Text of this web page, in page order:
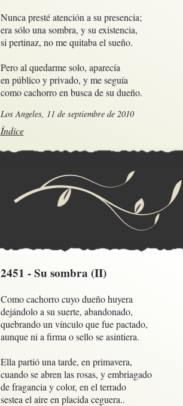
Nunca presté atención a su presencia;
era sólo una sombra, y su existencia,
si pertinaz, no me quitaba el sueño.
Pero al quedarme solo, aparecía
en público y privado, y me seguía
como cachorro en busca de su dueño.
Los Angeles, 11 de septiembre de 2010
Índice
2451 - Su sombra (II)
Como cachorro cuyo dueño huyera
dejándolo a su suerte, abandonado,
quebrando un vínculo que fue pactado,
aunque ni a firma o sello se asintiera.
Ella partió una tarde, en primavera,
cuando se abren las rosas, y embriagado
de fragancia y color, en el terrado
sestea el aire en placida ceguera..